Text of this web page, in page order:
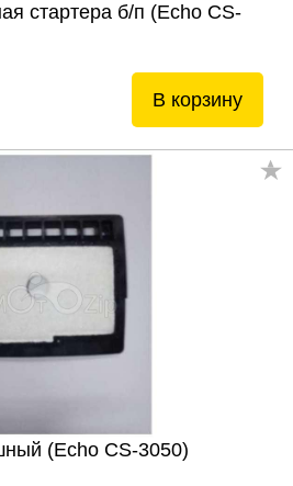
стартера б/п (Echo CS-
В корзину
(Echo CS-3050)